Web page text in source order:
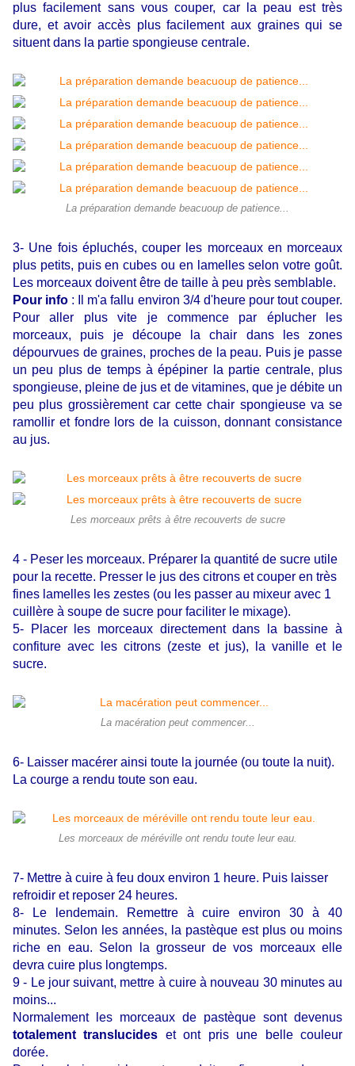
plus facilement sans vous couper, car la peau est très
dure, et avoir accès plus facilement aux graines qui se
situent dans la partie spongieuse centrale.
La préparation demande beacuoup de patience...
3- Une fois épluchés, couper les morceaux en morceaux
plus petits, puis en cubes ou en lamelles selon votre goût.
Les morceaux doivent être de taille à peu près semblable.
Pour info : Il m'a fallu environ 3/4 d'heure pour tout couper.
Pour aller plus vite je commence par éplucher les
morceaux, puis je découpe la chair dans les zones
dépourvues de graines, proches de la peau. Puis je passe
un peu plus de temps à épépiner la partie centrale, plus
spongieuse, pleine de jus et de vitamines, que je débite un
peu plus grossièrement car cette chair spongieuse va se
ramollir et fondre lors de la cuisson, donnant consistance
au jus.
Les morceaux prêts à être recouverts de sucre
4 - Peser les morceaux. Préparer la quantité de sucre utile
pour la recette. Presser le jus des citrons et couper en très
fines lamelles les zestes (ou les passer au mixeur avec 1
cuillère à soupe de sucre pour faciliter le mixage).
5- Placer les morceaux directement dans la bassine à
confiture avec les citrons (zeste et jus), la vanille et le
sucre.
La macération peut commencer...
6- Laisser macérer ainsi toute la journée (ou toute la nuit).
La courge a rendu toute son eau.
Les morceaux de méréville ont rendu toute leur eau.
7- Mettre à cuire à feu doux environ 1 heure. Puis laisser
refroidir et reposer 24 heures.
8- Le lendemain. Remettre à cuire environ 30 à 40
minutes. Selon les années, la pastèque est plus ou moins
riche en eau. Selon la grosseur de vos morceaux elle
devra cuire plus longtemps.
9 - Le jour suivant, mettre à cuire à nouveau 30 minutes au
moins...
Normalement les morceaux de pastèque sont devenus
totalement translucides et ont pris une belle couleur
dorée.